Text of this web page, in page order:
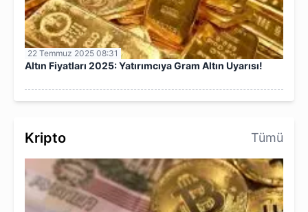
22 Temmuz 2025 08:31
Altın Fiyatları 2025: Yatırımcıya Gram Altın Uyarısı!
Kripto Tümü